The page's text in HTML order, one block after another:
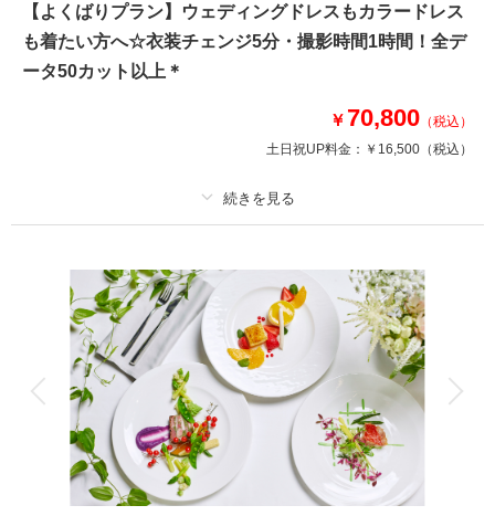
人気のファミリーフォトウエディング★
お子様やご両親と撮影されても、ご料金変動なしです！
2025年12月23日
相談予約する
来店・オンライン
撮影日の空き
を確認する
【よくばりプラン】ウェディングドレスもカラードレス
も着たい方へ☆衣装チェンジ5分・撮影時間1時間！全デ
ータ50カット以上＊
￥ 70,800 （税込）
土日祝UP料金： ￥16,500 （税込）
撮影料 新郎衣装1着
着付け ヘアメイク 小物一式
アルバム データ 50 カット 台紙付写真
衣装追加 挙式
家族と撮影 家族用衣装レンタル ペットと撮影
その他含むもの
＜11月末までの撮影なら基本料＆衣装ランクアップ＆土日祝日料50%オフ
★＞チャペル装花・オーバーカラードレス代33,000円、ドレスチェンジ3,3